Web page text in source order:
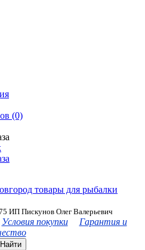
(0)
ИП Пискунов Олег Валерьевич
Условия покупки
Гарантия и
Найти